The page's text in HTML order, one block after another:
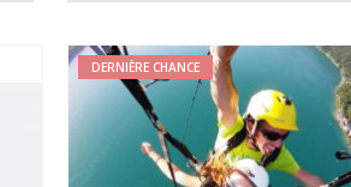
DERNIÈRE CHANCE